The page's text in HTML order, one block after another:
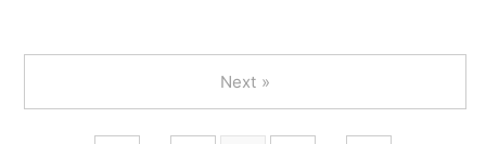
Next »